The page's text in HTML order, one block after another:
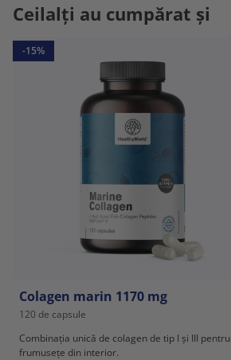
Ceilalți au cumpărat și
-15%
Colagen marin 1170 mg
120 de capsule
Combinația unică de colagen de tip I și III pentru
frumusețe din interior.